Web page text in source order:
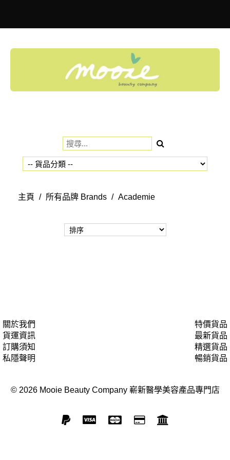
主頁 / 所有品牌 Brands / Academie
關於我們
貨運資訊
訂購須知
私隱聲明
特價貨品
最新貨品
精選貨品
暢銷貨品
© 2026 Mooie Beauty Company 嶄新醫學美容產品專門店